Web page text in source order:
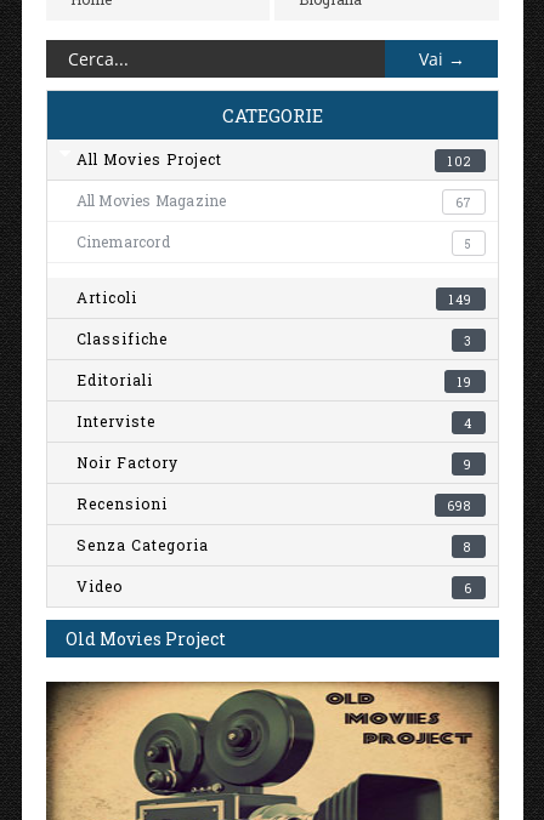
CATEGORIE
All Movies Project 102
All Movies Magazine 67
Cinemarcord 5
Articoli 149
Classifiche 3
Editoriali 19
Interviste 4
Noir Factory 9
Recensioni 698
Senza Categoria 8
Video 6
Old Movies Project